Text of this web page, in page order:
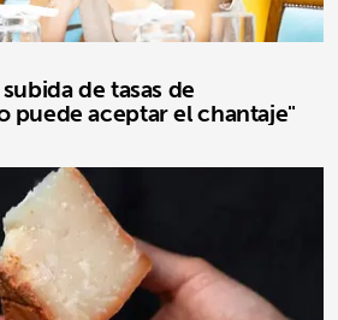
de tasas de
puede aceptar el chantaje"